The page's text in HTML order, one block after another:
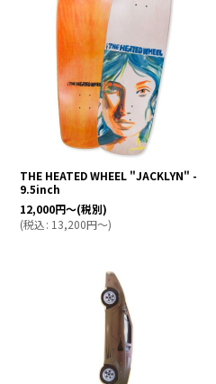
THE HEATED WHEEL "JACKLYN" -
9.5inch
12,000円～(税別)
(税込: 13,200円～)